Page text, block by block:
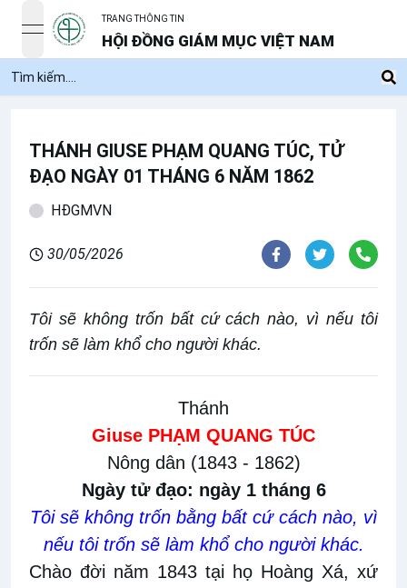
open navigation menu
TRANG THÔNG TIN
HỘI ĐỒNG GIÁM MỤC VIỆT NAM
THÁNH GIUSE PHẠM QUANG TÚC, TỬ
ĐẠO NGÀY 01 THÁNG 6 NĂM 1862
HĐGMVN
30/05/2026
Tôi sẽ không trốn bất cứ cách nào, vì nếu tôi
trốn sẽ làm khổ cho người khác.
Thánh
Giuse PHẠM QUANG TÚC
Nông dân (1843 - 1862)
Ngày tử đạo: ngày 1 tháng 6
Tôi sẽ không trốn bằng bất cứ cách nào, vì
nếu tôi trốn sẽ làm khổ cho người khác.
Chào đời năm 1843 tại họ Hoàng Xá, xứ